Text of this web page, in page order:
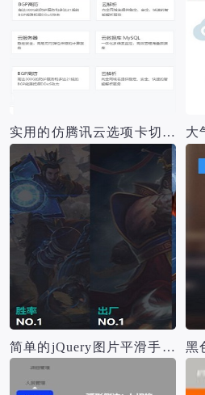
实用的仿腾讯云选项卡切换源码
简单的jQuery图片平滑手风琴切换源码